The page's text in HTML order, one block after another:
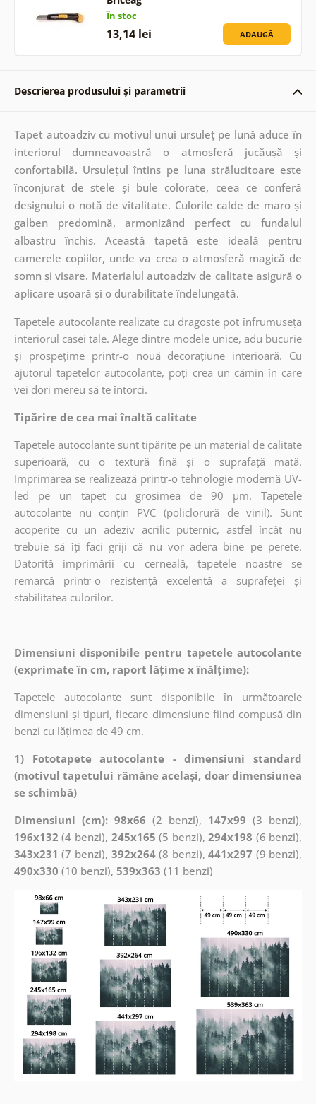
În stoc
13,14 lei ADAUGĂ
Descrierea produsului și parametrii
Tapet autoadziv cu motivul unui ursuleț pe lună aduce în
interiorul dumneavoastră o atmosferă jucăușă și
confortabilă. Ursulețul întins pe luna strălucitoare este
înconjurat de stele și bule colorate, ceea ce conferă
designului o notă de vitalitate. Culorile calde de maro și
galben predomină, armonizând perfect cu fundalul
albastru închis. Această tapetă este ideală pentru
camerele copiilor, unde va crea o atmosferă magică de
somn și visare. Materialul autoadziv de calitate asigură o
aplicare ușoară și o durabilitate îndelungată.
Tapetele autocolante realizate cu dragoste pot înfrumuseța
interiorul casei tale. Alege dintre modele unice, adu bucurie
și prospețime printr-o nouă decorațiune interioară. Cu
ajutorul tapetelor autocolante, poți crea un cămin în care
vei dori mereu să te întorci.
Tipărire de cea mai înaltă calitate
Tapetele autocolante sunt tipărite pe un material de calitate
superioară, cu o textură fină și o suprafață mată.
Imprimarea se realizează printr-o tehnologie modernă UV-
led pe un tapet cu grosimea de 90 µm. Tapetele
autocolante nu conțin PVC (policlorură de vinil). Sunt
acoperite cu un adeziv acrilic puternic, astfel încât nu
trebuie să îți faci griji că nu vor adera bine pe perete.
Datorită imprimării cu cerneală, tapetele noastre se
remarcă printr-o rezistență excelentă a suprafeței și
stabilitatea culorilor.
Dimensiuni disponibile pentru tapetele autocolante
(exprimate în cm, raport lățime x înălțime):
Tapetele autocolante sunt disponibile în următoarele
dimensiuni și tipuri, fiecare dimensiune fiind compusă din
benzi cu lățimea de 49 cm.
1) Fototapete autocolante - dimensiuni standard
(motivul tapetului rămâne același, doar dimensiunea
se schimbă)
Dimensiuni (cm): 98x66 (2 benzi), 147x99 (3 benzi),
196x132 (4 benzi), 245x165 (5 benzi),294x198 (6 benzi),
343x231 (7 benzi), 392x264(8 benzi),441x297 (9 benzi),
490x330 (10 benzi), 539x363 (11 benzi)